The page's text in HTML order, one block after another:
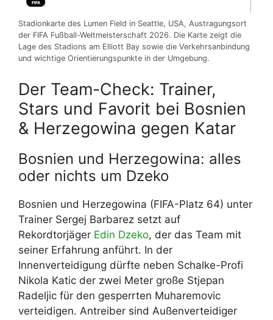
Stadionkarte des Lumen Field in Seattle, USA, Austragungsort
der FIFA Fußball-Weltmeisterschaft 2026. Die Karte zeigt die
Lage des Stadions am Elliott Bay sowie die Verkehrsanbindung
und wichtige Orientierungspunkte in der Umgebung.
Der Team-Check: Trainer,
Stars und Favorit bei Bosnien
& Herzegowina gegen Katar
Bosnien und Herzegowina: alles
oder nichts um Dzeko
Bosnien und Herzegowina (FIFA-Platz 64) unter
Trainer Sergej Barbarez setzt auf
Rekordtorjäger Edin Dzeko, der das Team mit
seiner Erfahrung anführt. In der
Innenverteidigung dürfte neben Schalke-Profi
Nikola Katic der zwei Meter große Stjepan
Radeljic für den gesperrten Muharemovic
verteidigen. Antreiber sind Außenverteidiger